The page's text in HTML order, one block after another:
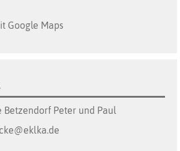
Google Maps
Betzendorf Peter und Paul